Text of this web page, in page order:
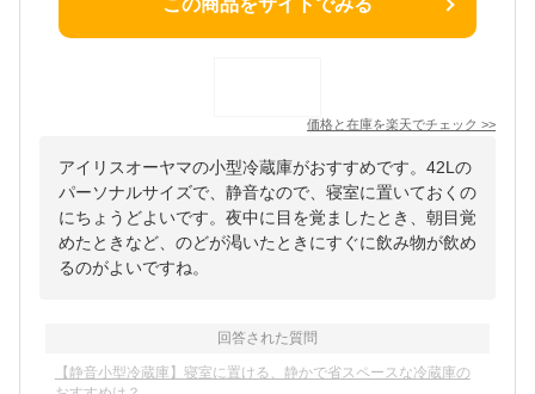
価格と在庫を楽天でチェック >>
アイリスオーヤマの小型冷蔵庫がおすすめです。42Lの
パーソナルサイズで、静音なので、寝室に置いておくの
にちょうどよいです。夜中に目を覚ましたとき、朝目覚
めたときなど、のどが渇いたときにすぐに飲み物が飲め
るのがよいですね。
回答された質問
【静音小型冷蔵庫】寝室に置ける、静かで省スペースな冷蔵庫の